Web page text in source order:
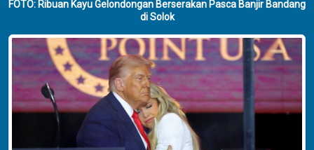
FOTO: Ribuan Kayu Gelondongan Berserakan Pasca Banjir Bandang
di Solok